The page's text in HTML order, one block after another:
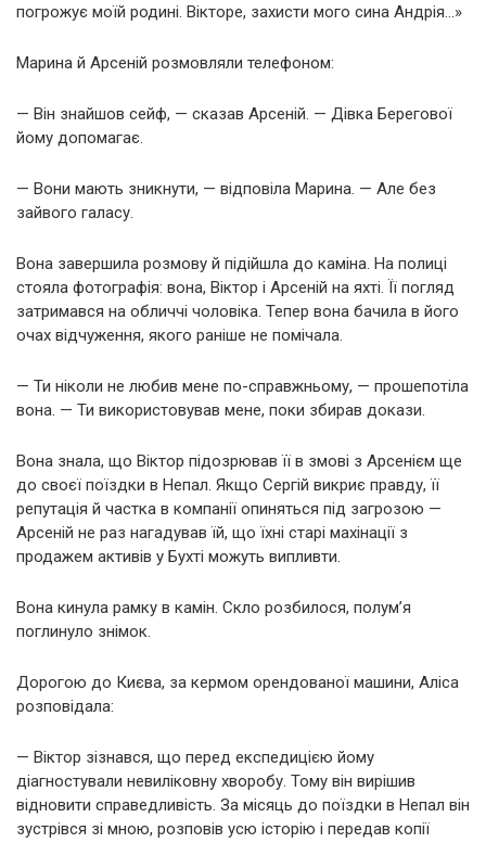
погрожує моїй родині. Вікторе, захисти мого сина Андрія…»
Марина й Арсеній розмовляли телефоном:
— Він знайшов сейф, — сказав Арсеній. — Дівка Берегової
йому допомагає.
— Вони мають зникнути, — відповіла Марина. — Але без
зайвого галасу.
Вона завершила розмову й підійшла до каміна. На полиці
стояла фотографія: вона, Віктор і Арсеній на яхті. Її погляд
затримався на обличчі чоловіка. Тепер вона бачила в його
очах відчуження, якого раніше не помічала.
— Ти ніколи не любив мене по-справжньому, — прошепотіла
вона. — Ти використовував мене, поки збирав докази.
Вона знала, що Віктор підозрював її в змові з Арсенієм ще
до своєї поїздки в Непал. Якщо Сергій викриє правду, її
репутація й частка в компанії опиняться під загрозою —
Арсеній не раз нагадував їй, що їхні старі махінації з
продажем активів у Бухті можуть випливти.
Вона кинула рамку в камін. Скло розбилося, полум’я
поглинуло знімок.
Дорогою до Києва, за кермом орендованої машини, Аліса
розповідала:
— Віктор зізнався, що перед експедицією йому
діагностували невиліковну хворобу. Тому він вирішив
відновити справедливість. За місяць до поїздки в Непал він
зустрівся зі мною, розповів усю історію і передав копії